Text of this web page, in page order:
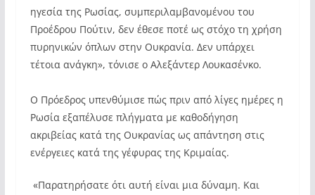
ηγεσία της Ρωσίας, συμπεριλαμβανομένου του
Προέδρου Πούτιν, δεν έθεσε ποτέ ως στόχο τη χρήση
πυρηνικών όπλων στην Ουκρανία. Δεν υπάρχει
τέτοια ανάγκη», τόνισε ο Αλεξάντερ Λουκασένκο.
Ο Πρόεδρος υπενθύμισε πώς πριν από λίγες ημέρες η
Ρωσία εξαπέλυσε πλήγματα με καθοδήγηση
ακριβείας κατά της Ουκρανίας ως απάντηση στις
ενέργειες κατά της γέφυρας της Κριμαίας.
«Παρατηρήσατε ότι αυτή είναι μια δύναμη. Και